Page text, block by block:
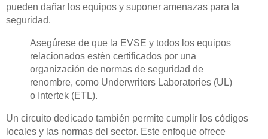
pueden dañar los equipos y suponer amenazas para la
seguridad.
Asegúrese de que la EVSE y todos los equipos
relacionados estén certificados por una
organización de normas de seguridad de
renombre, como Underwriters Laboratories (UL)
o Intertek (ETL).
Un circuito dedicado también permite cumplir los códigos
locales y las normas del sector. Este enfoque ofrece